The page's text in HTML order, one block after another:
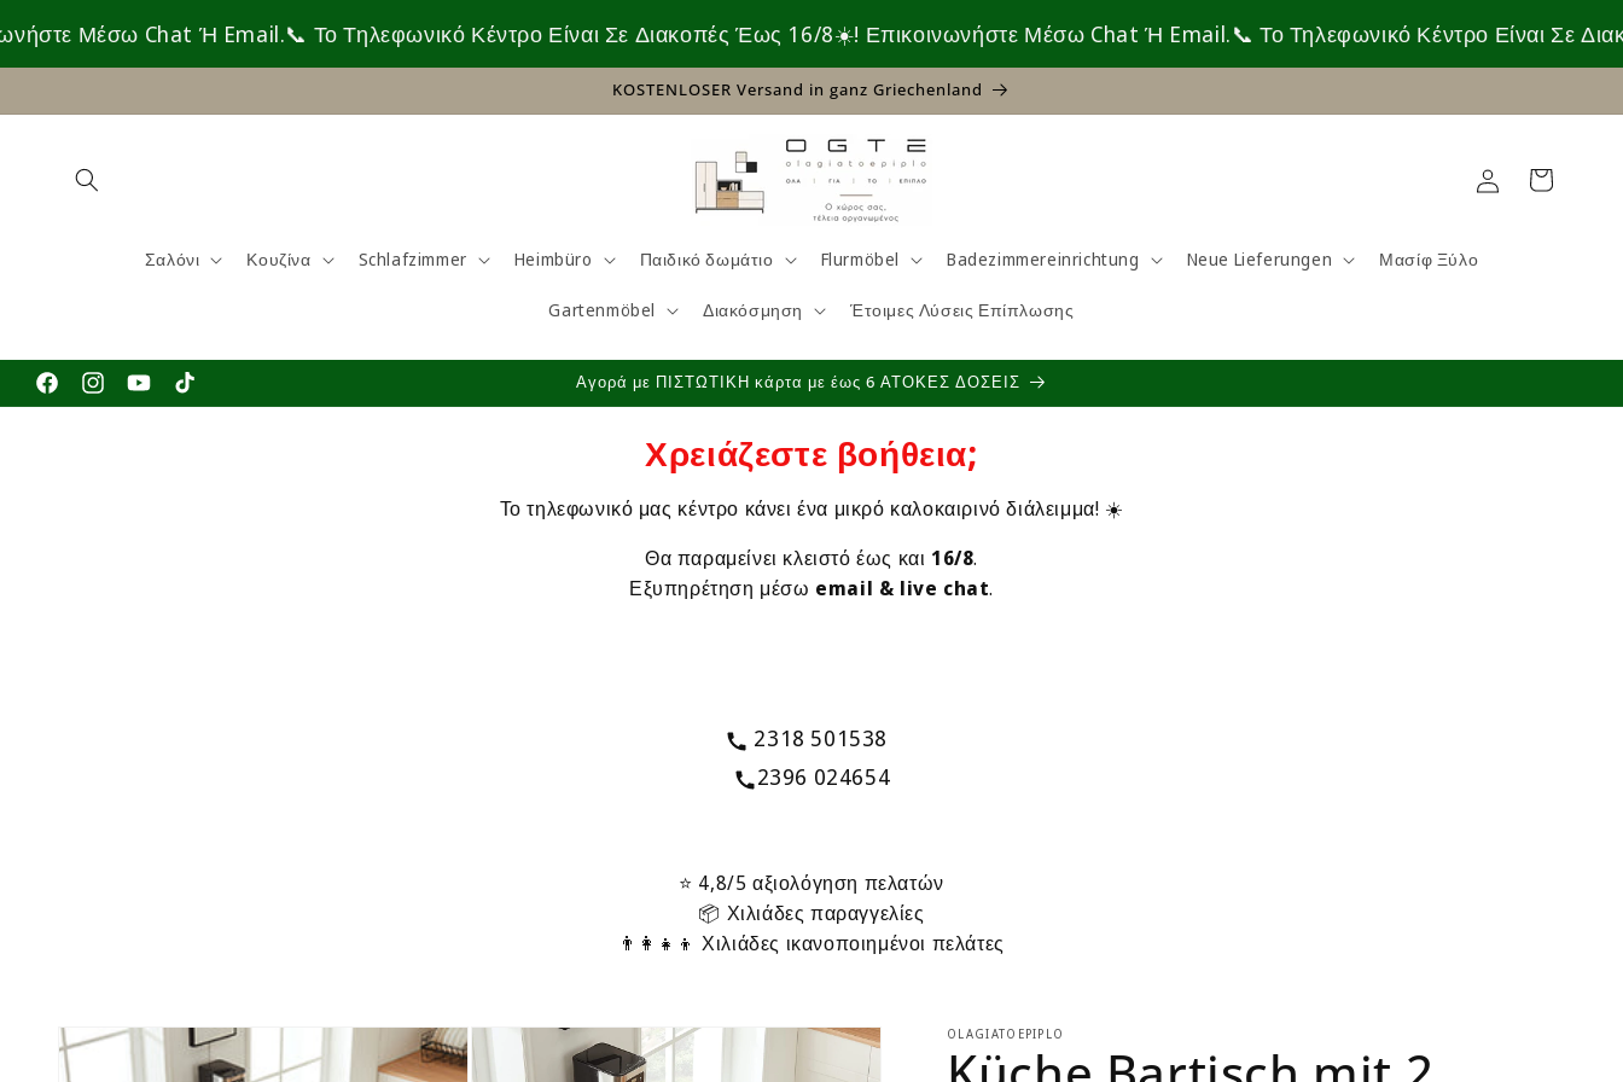
zum
Inhalt
Chat Ή Email. 📞 Το Τηλεφωνικό Κέντρο Είναι Σε Διακοπές Έως 16/8☀️! Επικοινωνήστε Μέσω Chat Ή Email.📞 Το Τηλεφωνικό Κέντρο Είναι Σε
KOSTENLOSER Versand in ganz Griechenland
Σαλόνι Κουζίνα Schlafzimmer Heimbüro Παιδικό δωμάτιο Flurmöbel Badezimmereinrichtung Neue Lieferungen Μασίφ Ξύλο
Gartenmöbel Διακόσμηση Έτοιμες Λύσεις Επίπλωσης
EinloggenWarenkorb
FacebookInstagramYouTubeTikTok
Αγορά με ΠΙΣΤΩΤΙΚΗ κάρτα με έως 6 ΑΤΟΚΕΣ ΔΟΣΕΙΣ
Χρειάζεστε βοήθεια;
Το τηλεφωνικό μας κέντρο κάνει ένα μικρό καλοκαιρινό διάλειμμα! ☀️
Θα παραμείνει κλειστό έως και 16/8.
Εξυπηρέτηση μέσω email & live chat.
2318 501538
2396 024654
⭐ 4,8/5 αξιολόγηση πελατών
📦 Χιλιάδες παραγγελίες
👨‍👩‍👧‍👦 Χιλιάδες ικανοποιημένοι πελάτες
Produktinformationen
springen
OLAGIATOEPIPLO